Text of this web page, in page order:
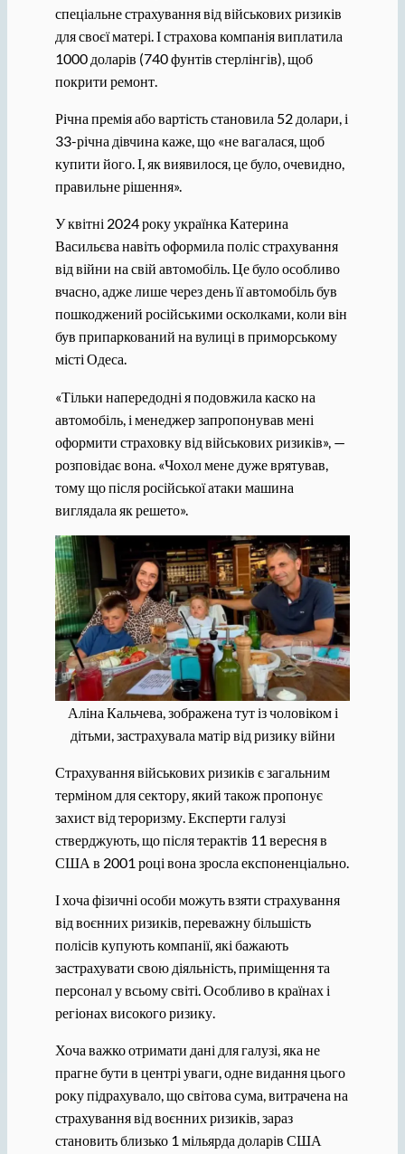
спеціальне страхування від військових ризиків
для своєї матері. І страхова компанія виплатила
1000 доларів (740 фунтів стерлінгів), щоб
покрити ремонт.
Річна премія або вартість становила 52 долари, і
33-річна дівчина каже, що «не вагалася, щоб
купити його. І, як виявилося, це було, очевидно,
правильне рішення».
У квітні 2024 року українка Катерина
Васильєва навіть оформила поліс страхування
від війни на свій автомобіль. Це було особливо
вчасно, адже лише через день її автомобіль був
пошкоджений російськими осколками, коли він
був припаркований на вулиці в приморському
місті Одеса.
«Тільки напередодні я подовжила каско на
автомобіль, і менеджер запропонував мені
оформити страховку від військових ризиків», —
розповідає вона. «Чохол мене дуже врятував,
тому що після російської атаки машина
виглядала як решето».
Аліна Кальчева, зображена тут із чоловіком і
дітьми, застрахувала матір від ризику війни
Страхування військових ризиків є загальним
терміном для сектору, який також пропонує
захист від тероризму. Експерти галузі
стверджують, що після терактів 11 вересня в
США в 2001 році вона зросла експоненціально.
І хоча фізичні особи можуть взяти страхування
від воєнних ризиків, переважну більшість
полісів купують компанії, які бажають
застрахувати свою діяльність, приміщення та
персонал у всьому світі. Особливо в країнах і
регіонах високого ризику.
Хоча важко отримати дані для галузі, яка не
прагне бути в центрі уваги, одне видання цього
року підрахувало, що світова сума, витрачена на
страхування від воєнних ризиків, зараз
становить близько 1 мільярда доларів США